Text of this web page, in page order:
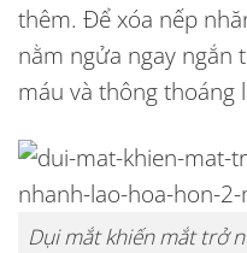
thêm. Đểxóa nếp
nằm ngửa ngay ngắn
máu và thông thoáng
Dụi mắt khiến mắt trở